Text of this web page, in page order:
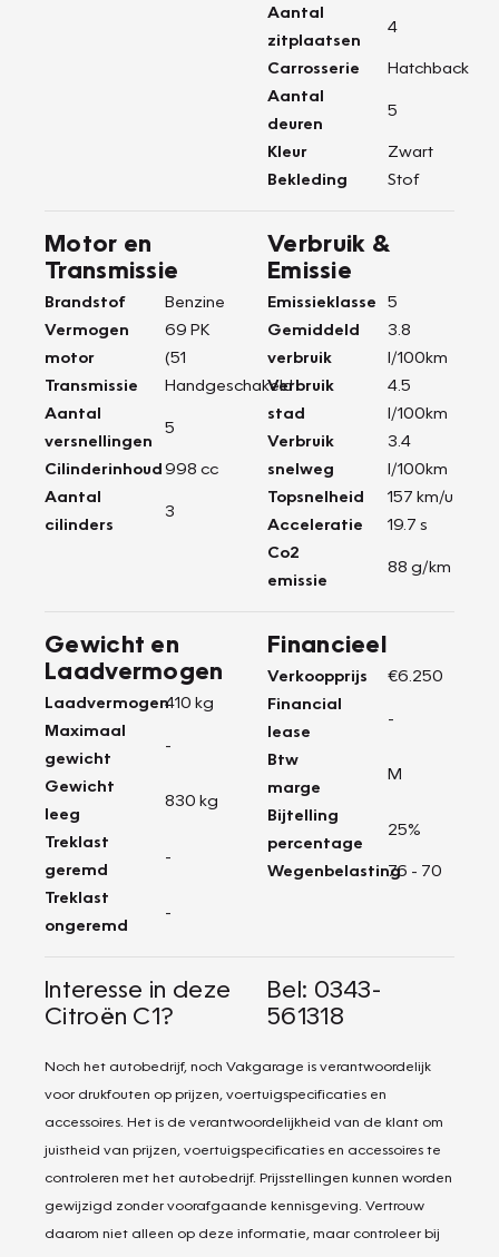
Aantal
zitplaatsen
4
Carrosserie
Hatchback
Aantal
deuren
5
Kleur
Zwart
Bekleding
Stof
Motor en
Transmissie
Brandstof
Benzine
Vermogen
motor
69 PK
(51
Transmissie
Handgeschakeld
Aantal
versnellingen
5
Cilinderinhoud998 cc
Aantal
cilinders
3
Verbruik &
Emissie
Emissieklasse
5
Gemiddeld
verbruik
3.8
l/100km
Verbruik
stad
4.5
l/100km
Verbruik
snelweg
3.4
l/100km
Topsnelheid
157 km/u
Acceleratie
19.7 s
Co2
emissie
88 g/km
Gewicht en
Laadvermogen
Laadvermogen410 kg
Maximaal
gewicht
-
Gewicht
leeg
830 kg
Treklast
geremd
-
Treklast
ongeremd
-
Financieel
Verkoopprijs
€6.250
Financial
lease
-
Btw
marge
M
Bijtelling
percentage
25%
Wegenbelasting76 - 70
Interesse in deze
Citroën C1?
Bel: 0343-
561318
Noch het autobedrijf, noch Vakgarage is verantwoordelijk
voor drukfouten op prijzen, voertuigspecificaties en
accessoires. Het is de verantwoordelijkheid van de klant om
juistheid van prijzen, voertuigspecificaties en accessoires te
controleren met het autobedrijf. Prijsstellingen kunnen worden
gewijzigd zonder voorafgaande kennisgeving. Vertrouw
daarom niet alleen op deze informatie, maar controleer bij